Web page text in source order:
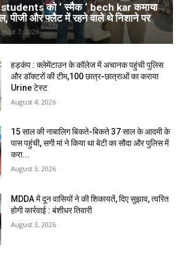
को ‘ स्मैक ‘ bech kar कमाया
पीजी और फ्लैट में रहने वाले थे निशाने पर
7, 2026
हड़कंप : क्लेमेंटाउन के कॉलेज में अचानक पहुंची पुलिस
और डॉक्टरों की टीम,100 छात्र-छात्राओं का कराया
Urine टेस्ट
August 4, 2026
15 साल की नाबालिग बिकते-बिकते 37 साल के आदमी के
पास पहुंची, सगी मां ने किया था बेटी का सौदा और पुलिस में
करा...
August 3, 2026
MDDA में दून वासियों ने की शिकायतें, दिए सुझाव, त्वरित
होगी कार्रवाई : बंशीधर तिवारी
August 3, 2026